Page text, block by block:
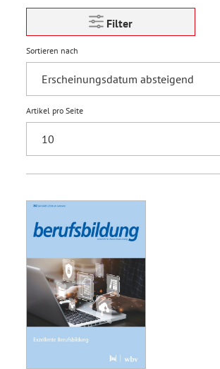
Filter
Sortieren nach
Artikel pro Seite